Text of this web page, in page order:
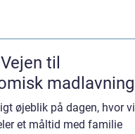
til
madlavning
øjeblik på dagen, hvor vi
et måltid med familie